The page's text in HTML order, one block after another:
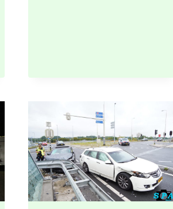
ROTTERDAM